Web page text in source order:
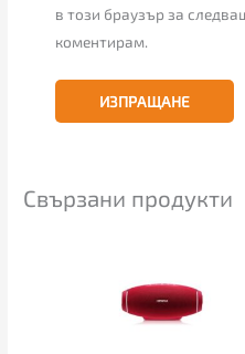
в този браузър за
коментирам.
Свързани продукти